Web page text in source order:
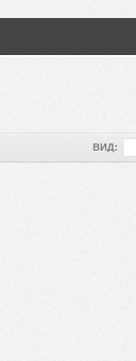
ВИД: